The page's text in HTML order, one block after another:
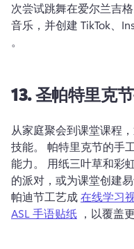
次尝试跳舞在爱尔兰吉格
音乐，并创建 TikTok、
。
13.圣帕特里克
从家庭聚会到课堂课程
技能。 帕特里克节的手
能力。 用纸三叶草和彩
的派对，或为课堂创建
帕迪节工艺成 在线学习
ASL 手语贴纸 ，以覆盖